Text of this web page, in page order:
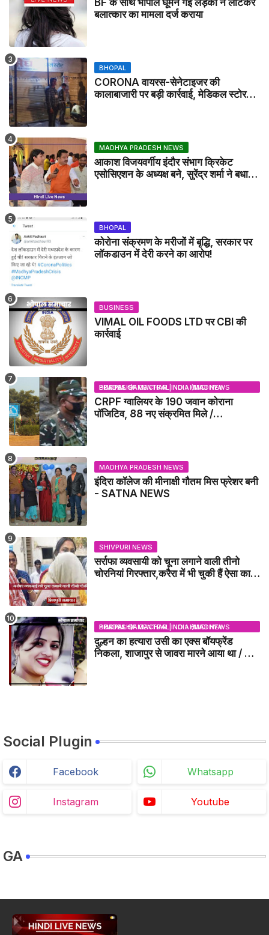
BF के साथ भोपाल घूमने गई लड़की ने लौटकर
बलात्कार का मामला दर्ज कराया
BHOPAL
CORONA वायरस-सेनेटाइजर की
कालाबाजारी पर बड़ी कार्रवाई, मेडिकल स्टोर
MADHYA PRADESH NEWS
आकाश विजयवर्गीय इंदौर संभाग क्रिकेट
एसोसिएशन के अध्यक्ष बने, सुरेंद्र शर्मा ने बधाई
BHOPAL
कोरोना संक्रमण के मरीजों में बृद्धि, सरकार पर
लॉकडाउन में देरी करने का आरोप!
BUSINESS
VIMAL OIL FOODS LTD पर CBI की
कार्रवाई
BHOPAL SAMACHAR | NO 1 HINDI NEWS PORTAL OF CENTRAL INDIA (MADHYA PRADESH)
CRPF ग्वालियर के 190 जवान कोराना
पॉजिटिव, 88 नए संक्रमित मिले /
MADHYA PRADESH NEWS
इंदिरा कॉलेज की मीनाक्षी गौतम मिस फ्रेशर बनी
- SATNA NEWS
SHIVPURI NEWS
सर्राफा व्यवसायी को चूना लगाने वाली तीनो
चोरनियां गिरफ्तार,करैरा में भी चुकी हैं ऐसा काण्ड
BHOPAL SAMACHAR | NO 1 HINDI NEWS PORTAL OF CENTRAL INDIA (MADHYA PRADESH)
दुल्हन का हत्यारा उसी का एक्स बॉयफ्रेंड
निकला, शाजापुर से जावरा मारने आया था / MP
Social Plugin
Facebook Whatsapp
Instagram Youtube
GA